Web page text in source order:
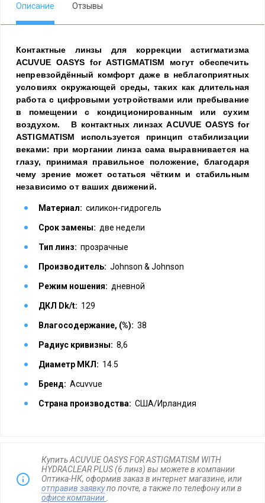
Описание Отзывы
Контактные линзы для коррекции астигматизма
ACUVUE OASYS for ASTIGMATISM могут обеспечить
непревзойдённый комфорт даже в неблагоприятных
условиях окружающей среды, таких как длительная
работа с цифровыми устройствами или пребывание
в помещении с кондиционированным или сухим
воздухом. В контактных линзах ACUVUE OASYS for
ASTIGMATISM используется принцип стабилизации
веками: при моргании линза сама выравнивается на
глазу, принимая правильное положение, благодаря
чему зрение может остаться чётким и стабильным
независимо от ваших движений.
Материал: силикон-гидрогель
Срок замены: две недели
Тип линз: прозрачные
Производитель: Johnson & Johnson
Режим ношения: дневной
ДКЛ Dk/t: 129
Влагосодержание, (%): 38
Радиус кривизны: 8,6
Диаметр МКЛ: 14.5
Бренд: Acuvvue
Страна производства: США/Ирландия
Купить ACUVUE OASYS FOR ASTIGMATISM WITH
HYDRACLEAR PLUS (6 линз) вы можете в компании
Оптика-НК, оформив заказ в интернет магазине, или
отправив заявкупо почте, а также по телефонуили в
офисе компании